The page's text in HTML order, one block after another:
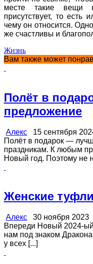
месте такие вещи
присутствует, то есть
чему он относится.
же счастливы и
Жизнь
Вам также может
Полёт в
предложение
Алекс 15 сентября
Полёт в подарок —
праздникам. К любым
Новый год. Поэтому не
Женские
Алекс 30 ноября 2023
Впереди Новый 2024-
нам под знаком
у всех [...]